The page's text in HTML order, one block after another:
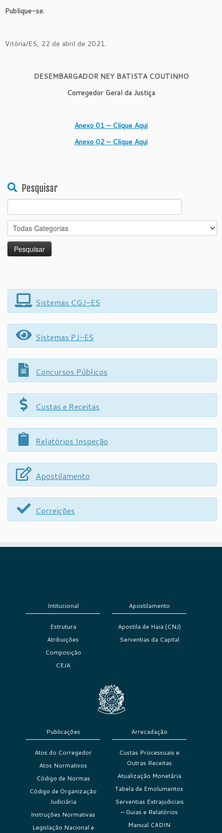
Publique-se.
Vitória/ES, 22 de abril de 2021.
DESEMBARGADOR NEY BATISTA COUTINHO
Corregedor Geral da Justiça
Anexo 01 – Clique Aqui
Anexo 02 – Clique Aqui
Pesquisar
Search
for:
Sistemas CGJ-ES
Sistemas PJ-ES
Concursos Públicos
Custas e Receitas
Relatórios Inspeção
Apostilamento
Correições
Intitucional
Estrutura
Atribuições
Composição
CEJA
Apostilamento
Apostila de Haia (CNJ)
Serventias da Capital
Publicações
Atos do Corregedor
Atos Normativos
Código de Normas
Código de Organização
Judiciária
Instruções Normativas
Legislação Nacional e
Arrecadação
Custas Processuais e
Outras Receitas
Atualização Monetária
Tabela de Emolumentos
Serventias Extrajudiciais
– Guias e Relatórios
Manual CADIN